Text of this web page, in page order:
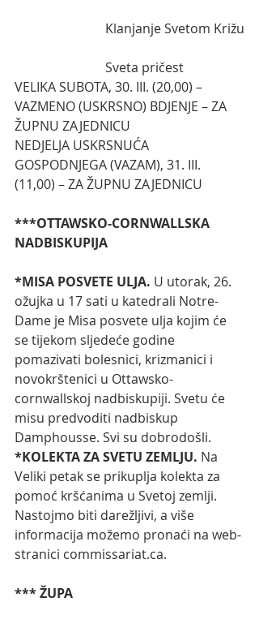
Klanjanje Svetom Križu
Sveta pričest
VELIKA SUBOTA, 30. III. (20,00) –
VAZMENO (USKRSNO) BDJENJE – ZA
ŽUPNU ZAJEDNICU
NEDJELJA USKRSNUĆA
GOSPODNJEGA (VAZAM), 31. III.
(11,00) – ZA ŽUPNU ZAJEDNICU
***OTTAWSKO-CORNWALLSKA
NADBISKUPIJA
*MISA POSVETE ULJA. U utorak, 26.
ožujka u 17 sati u katedrali Notre-
Dame je Misa posvete ulja kojim će
se tijekom sljedeće godine
pomazivati bolesnici, krizmanici i
novokrštenici u Ottawsko-
cornwallskoj nadbiskupiji. Svetu će
misu predvoditi nadbiskup
Damphousse. Svi su dobrodošli.
*KOLEKTA ZA SVETU ZEMLJU. Na
Veliki petak se prikuplja kolekta za
pomoć kršćanima u Svetoj zemlji.
Nastojmo biti darežljivi, a više
informacija možemo pronaći na web-
stranici commissariat.ca.
*** ŽUPA